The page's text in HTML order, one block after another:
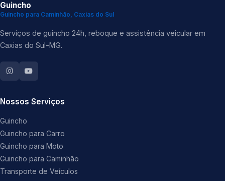
Guincho
Guincho para Caminhão, Caxias do Sul
Serviços de guincho 24h, reboque e assistência veicular em
Caxias do Sul-MG.
Nossos Serviços
Guincho
Guincho para Carro
Guincho para Moto
Guincho para Caminhão
Transporte de Veículos